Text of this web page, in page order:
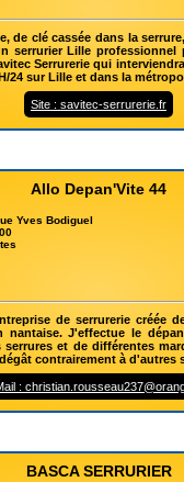
de clé cassée dans la
serrurier Lille professionnel
Serrurerie qui
24 sur Lille et dans la
Site : savitec-serrurerie.fr
Allo Depan'Vite 44
Yves Bodiguel
de serrurerie créée
nantaise. J'effectue le
serrures et de différentes
contrairement à d'autres
:
BASCA SERRURIER